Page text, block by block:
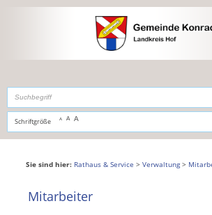
,zur Navigationoderzur Startseitespringen.
Schriftgröße A A A
Sie sind hier: Rathaus & Service > Verwaltung>
Mitarbeiter